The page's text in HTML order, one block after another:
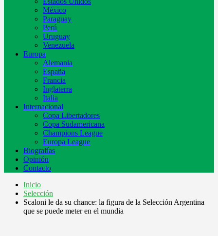
México
Paraguay
Perú
Uruguay
Venezuela
Europa
Alemania
España
Francia
Inglaterra
Italia
Internacional
Copa Libertadores
Copa Sudamericana
Champions League
Europa League
Biografías
Opinión
Contacto
Inicio
Selección
Scaloni le da su chance: la figura de la Selección Argentina
que se puede meter en el mundia